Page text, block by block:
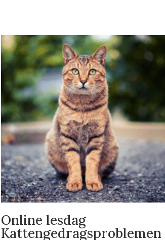
Online lesdag
Kattengedragsproblemen